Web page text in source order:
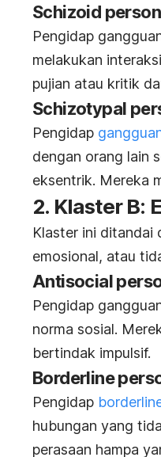
Schizoid
Pengidap
melakukan
pujian atau kritik
Schizotypal
Pengidap
dengan orang lain
eksentrik. Mereka
2. Klaster B:
Klaster ini ditandai
emosional, atau
Antisocial
Pengidap
norma sosial.
bertindak impulsif.
Borderline
Pengidap
hubungan yang
perasaan hampa